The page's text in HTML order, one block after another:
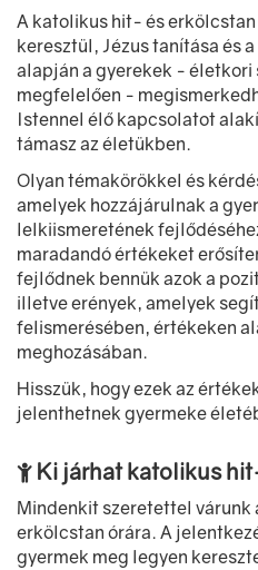
A katolikus hit- és
keresztül, Jézus tanítása és
alapján a gyerekek - életkori
megfelelően -
Istennel élő kapcsolatot
támasz az életükben.
Olyan témakörökkel és
amelyek hozzájárulnak a
lelkiismeretének
maradandó értékeket
fejlődnek bennük azok a
illetve erények, amelyek
felismerésében, értékeken
meghozásában.
Hisszük, hogy ezek az
jelenthetnek gyermeke
Ki járhat katolikus
Mindenkit szeretettel várunk
erkölcstan órára. A
gyermek meg legyen